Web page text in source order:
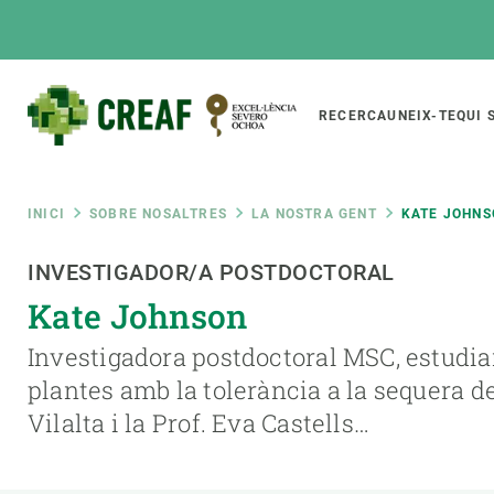
Main
RECERCAUNEIX-TEQUI
Fil
d'ariadna
INICI SOBRE NOSALTRES LA NOSTRA GENT KATE
INVESTIGADOR/A POSTDOCTORAL
Kate Johnson
Investigadora postdoctoral MSC,
plantes amb la tolerància a la sequera
Vilalta i la Prof. Eva Castells…
Featured
responsive
INTRANET
Responsive
menu
SOBRE NOSALTRES
El Centre
Organització institucional
Transparència
Directori de
Biodiversitat
Canvi global